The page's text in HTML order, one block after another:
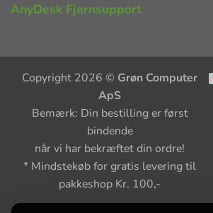
AnyDesk Fjernsupport
Copyright 2026 © Grøn Computer
ApS
Bemærk: Din bestilling er først
bindende
når vi har bekræftet din ordre!
* Mindstekøb for gratis levering til
pakkeshop Kr. 100,-